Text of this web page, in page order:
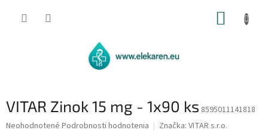
VITAR Zinok 15 mg - 1x90 ks 8595011141818
Priemerné
Neohodnotené Podrobnosti hodnotenia Značka: VITAR s.r.o.